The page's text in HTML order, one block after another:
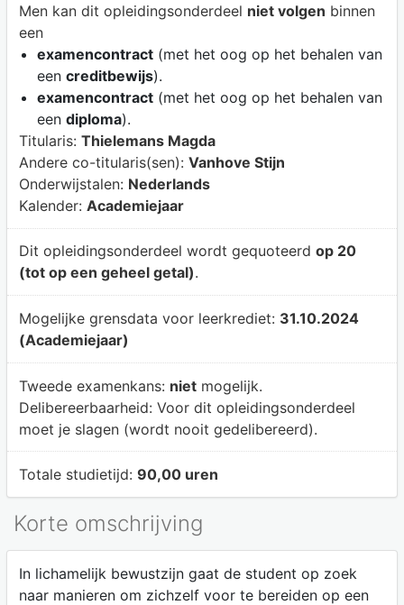
Men kan dit opleidingsonderdeel niet volgen binnen
een
examencontract(met het oog op het behalen van
een creditbewijs).
examencontract(met het oog op het behalen van
een diploma).
Titularis: Thielemans Magda
Andere co-titularis(sen): Vanhove Stijn
Onderwijstalen: Nederlands
Kalender: Academiejaar
Dit opleidingsonderdeel wordt gequoteerd op 20
(tot op een geheel getal).
Mogelijke grensdata voor leerkrediet: 31.10.2024
(Academiejaar)
Tweede examenkans: nietmogelijk.
Delibereerbaarheid: Voor dit opleidingsonderdeel
moet je slagen (wordt nooit gedelibereerd).
Totale studietijd: 90,00 uren
Korte omschrijving
In lichamelijk bewustzijn gaat de student op zoek
naar manieren om zichzelf voor te bereiden op een